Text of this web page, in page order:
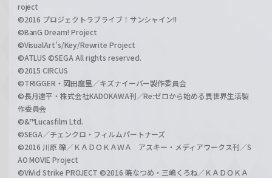
roject
©2016 プロジェクトラブライブ！サンシャイン!!
©BanG Dream! Project
©VisualArt's/Key/Rewrite Project
©ATLUS ©SEGA All rights reserved.
©2015 CIRCUS
©TRIGGER・岡田麿里／キズナイーバー製作委員会
©長月達平・株式会社KADOKAWA刊／Re:ゼロから始める異世界生活製
作委員会
©&™Lucasfilm Ltd.
©SEGA／チェンクロ・フィルムパートナーズ
©2016 川原 礫／ＫＡＤＯＫＡＷＡ アスキー・メディアワークス刊／S
AO MOVIE Project
©ViVid Strike PROJECT ©2016 暁なつめ・三嶋くろね／ＫＡＤＯＫＡ